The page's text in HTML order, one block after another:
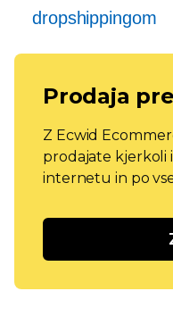
dropshippingom
Prodaja
Z Ecwid
prodajate kjerkoli
internetu in po